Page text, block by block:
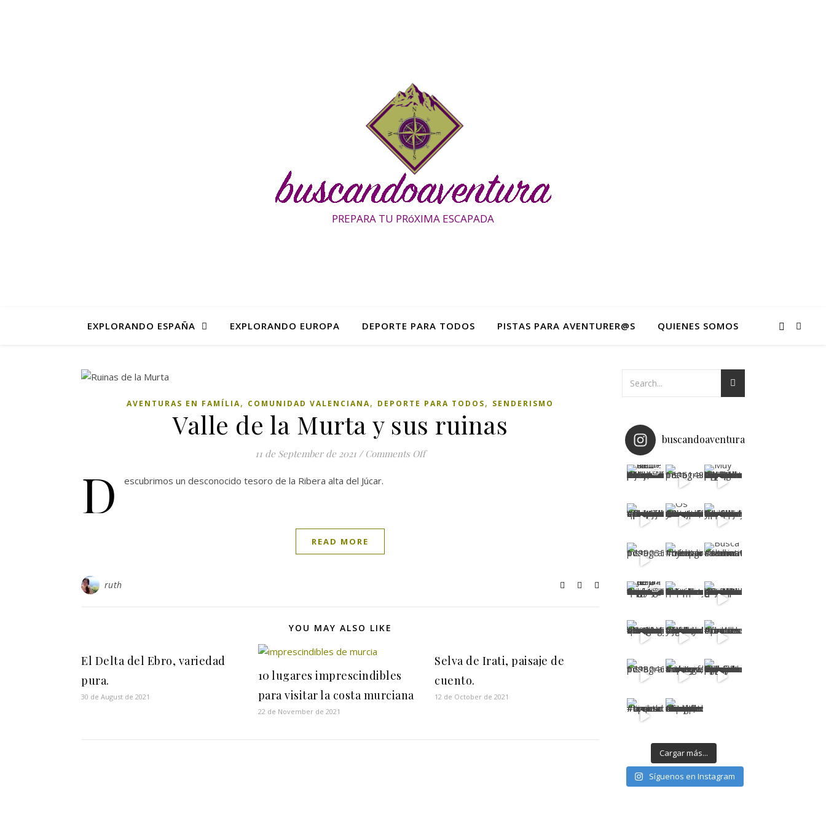
PREPARA TU PRóXIMA ESCAPADA
EXPLORANDO ESPAÑA EXPLORANDO EUROPA DEPORTE PARA TODOS PISTAS PARA AVENTURER@S QUIENES SOMOS
AVENTURAS EN FAMÍLIA, COMUNIDAD VALENCIANA, DEPORTE PARA TODOS, SENDERISMO
Valle de la Murta y sus ruinas
11 de September de 2021 / Comments Offon Valle de la Murta y sus ruinas
D escubrimos un desconocido tesoro de la Ribera alta del Júcar.
READ MORE
ruth
YOU MAY ALSO LIKE
El Delta del Ebro, variedad
pura.
30 de August de 2021
10 lugares imprescindibles
para visitar la costa murciana
22 de November de 2021
Selva de Irati, paisaje de
cuento.
12 de October de 2021
buscandoaventurablog
Cargar más...
Síguenos en Instagram